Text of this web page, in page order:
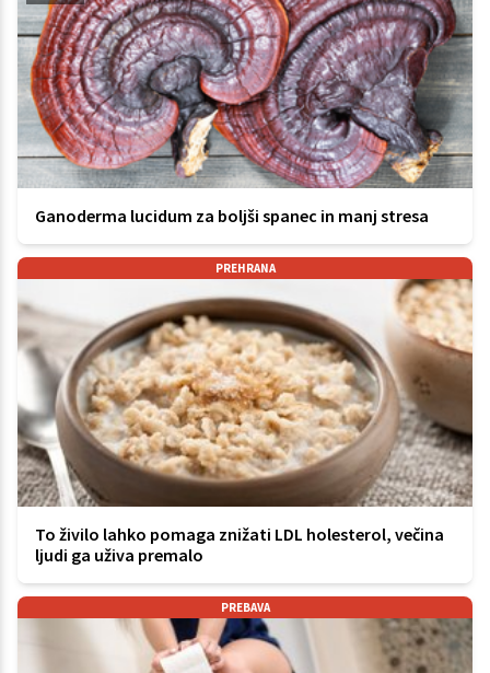
Ganoderma lucidum za boljši spanec in manj stresa
PREHRANA
To živilo lahko pomaga znižati LDL holesterol, večina
ljudi ga uživa premalo
PREBAVA